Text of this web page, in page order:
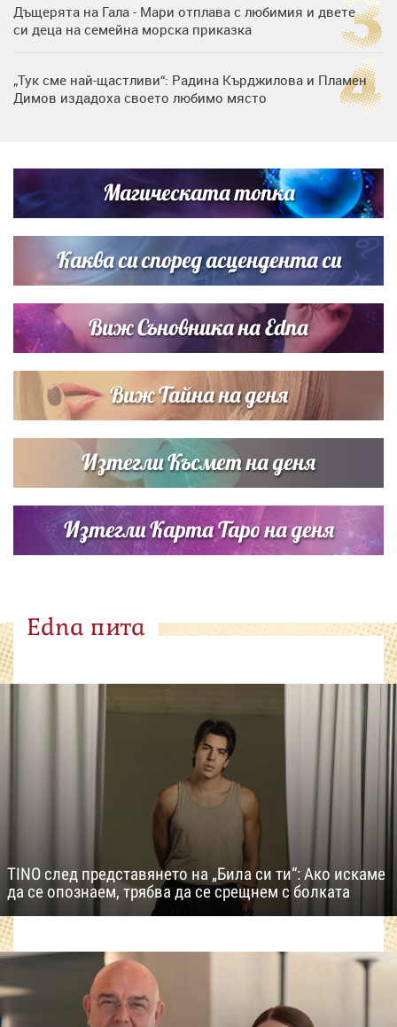
Дъщерята на Гала - Мари отплава с любимия и двете
си деца на семейна морска приказка
„Тук сме най-щастливи“: Радина Кърджилова и Пламен
Димов издадоха своето любимо място
кадри с Башар Рахал и малкия им син
Дъщерята на Тодор Батков вдигна сватба, Стоичков и
Братя Аргирови я изненадаха с песен
Магическата топка
Каква си според асцендента си
Виж Съновника на Edna
Виж Тайна на деня
Изтегли Късмет на деня
Изтегли Карта Таро на деня
Edna пита
TINO след представянето на „Била си ти“: Ако искаме
да се опознаем, трябва да се срещнем с болката